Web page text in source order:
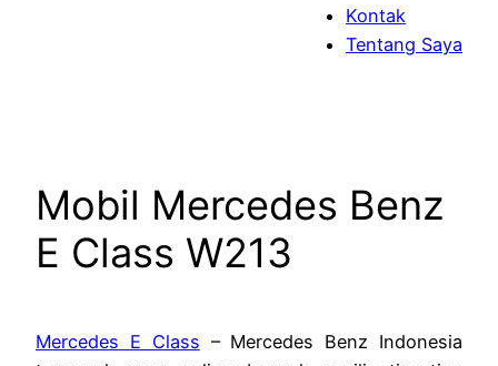
Kontak
Tentang Saya
Mobil Mercedes Benz
E Class W213
Mercedes E Class – Mercedes Benz Indonesia